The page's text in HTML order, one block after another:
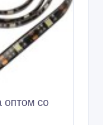
оптом со